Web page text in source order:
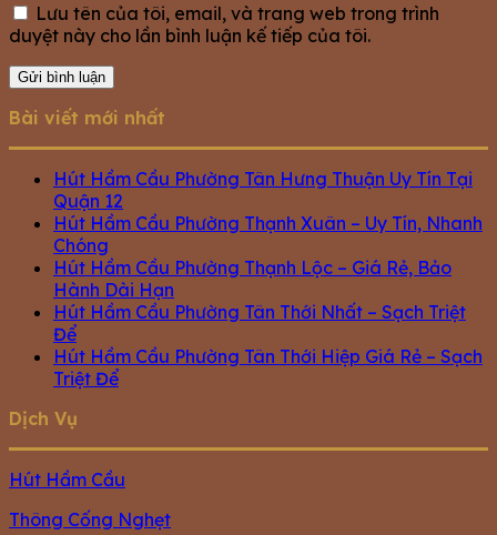
Lưu tên của tôi, email, và trang web trong trình
duyệt này cho lần bình luận kế tiếp của tôi.
Bài viết mới nhất
Hút Hầm Cầu Phường Tân Hưng Thuận Uy Tín Tại
Quận 12
Hút Hầm Cầu Phường Thạnh Xuân – Uy Tín, Nhanh
Chóng
Hút Hầm Cầu Phường Thạnh Lộc – Giá Rẻ, Bảo
Hành Dài Hạn
Hút Hầm Cầu Phường Tân Thới Nhất – Sạch Triệt
Để
Hút Hầm Cầu Phường Tân Thới Hiệp Giá Rẻ – Sạch
Triệt Để
Dịch Vụ
Hút Hầm Cầu
Thông Cống Nghẹt